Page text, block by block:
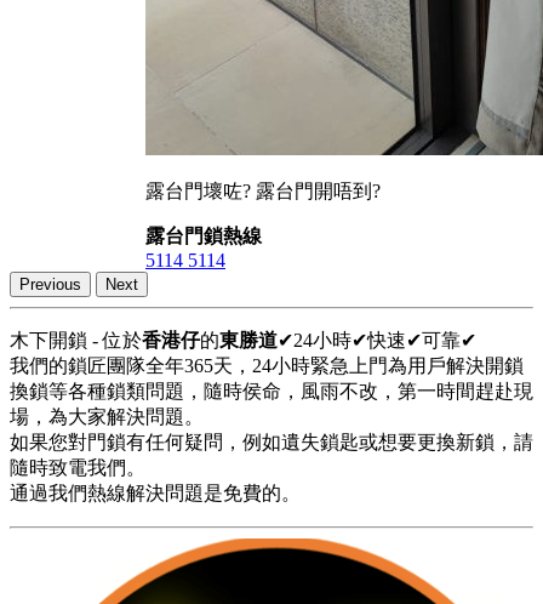
露台門壞咗? 露台門開唔到?
露台門鎖熱線
5114 5114
Previous Next
木下開鎖 - 位於香港仔的東勝道✔24小時✔快速✔可靠✔
我們的鎖匠團隊全年365天，24小時緊急上門為用戶解決開鎖
換鎖等各種鎖類問題，隨時侯命，風雨不改，第一時間趕赴現
場，為大家解決問題。
如果您對門鎖有任何疑問，例如遺失鎖匙或想要更換新鎖，請
隨時致電我們。
通過我們熱線解決問題是免費的。